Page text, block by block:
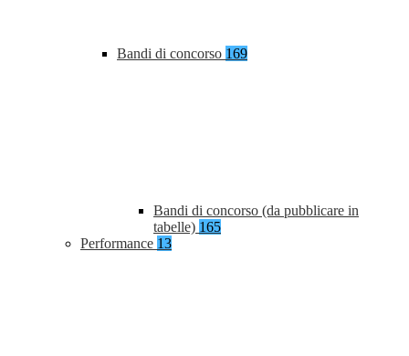
Bandi di concorso 169
Bandi di concorso (da pubblicare in
tabelle) 165
Performance 13